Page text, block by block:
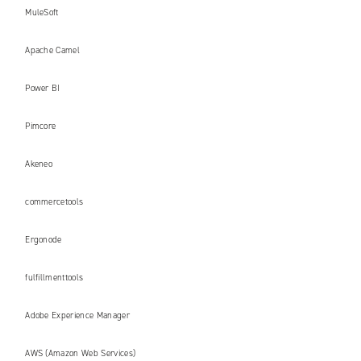
MuleSoft
Apache Camel
Power BI
Pimcore
Akeneo
commercetools
Ergonode
fulfillmenttools
Adobe Experience Manager
AWS (Amazon Web Services)